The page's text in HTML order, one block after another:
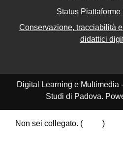
Status
Conservazione, tracciabilità
didattici
Digital Learning e Multimedia
Studi di Padova.
Non sei collegato. (
)